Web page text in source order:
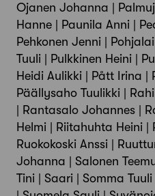
Ojanen Johanna |
Hanne | Paunila Anni |
Pehkonen Jenni |
Tuuli | Pulkkinen Heini |
Heidi Aulikki | Pått Irina |
Päällysaho Tuulikki |
| Rantasalo Johannes |
Helmi | Riitahuhta Heini |
Ruokokoski Anssi |
Johanna | Salonen
Tini | Saari | Somma